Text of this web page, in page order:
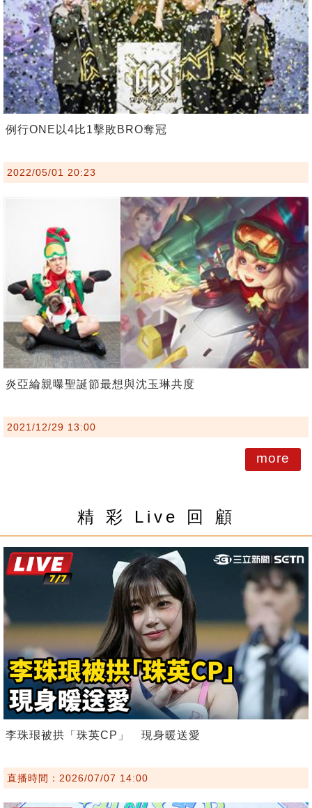
例行ONE以4比1擊敗BRO奪冠
2022/05/01 20:23
炎亞綸親曝聖誕節最想與沈玉琳共度
2021/12/29 13:00
more
精 彩 Live 回 顧
李珠珢被拱「珠英CP」 現身暖送愛
直播時間：2026/07/07 14:00